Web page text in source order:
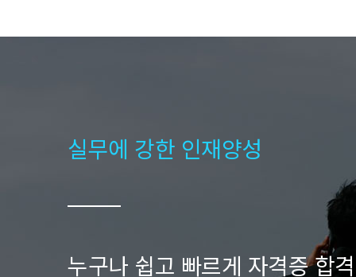
실무에 강한 인재양성
누구나 쉽고 빠르게 자격증 합